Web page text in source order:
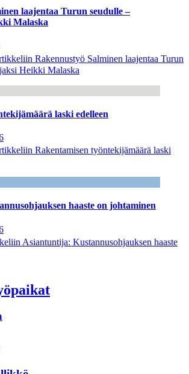
laajentaa Turun seudulle –
Malaska
Rakennustyö Salminen laajentaa Turun
Heikki Malaska
laski edelleen
Rakentamisen työntekijämäärä laski
haaste on johtaminen
Asiantuntija: Kustannusohjauksen haaste